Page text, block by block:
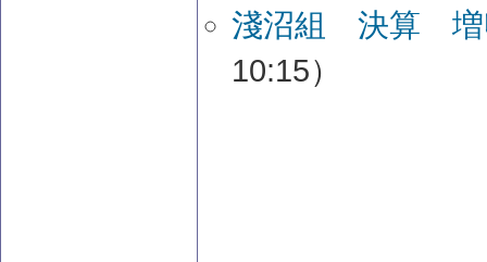
淺沼組 決算 増
10:15）